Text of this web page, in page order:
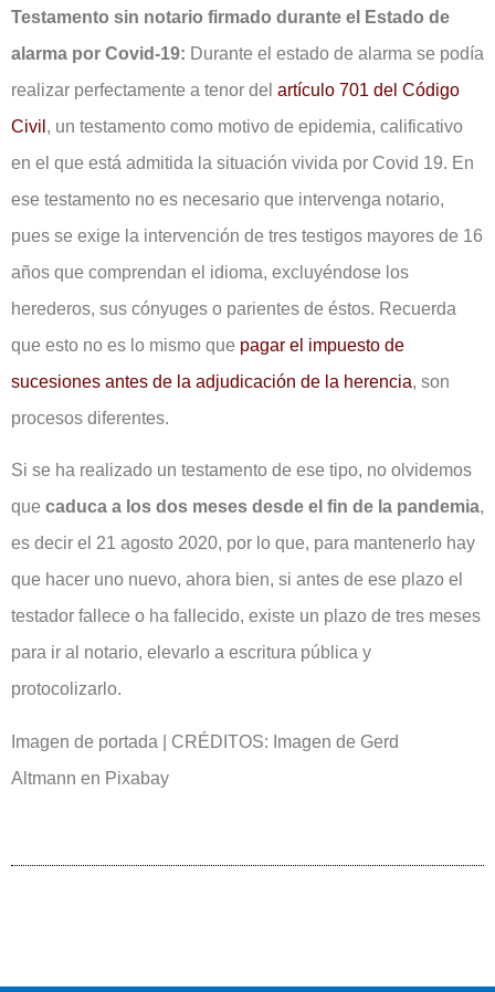
Testamento sin notario firmado durante el Estado de
alarma por Covid-19: Durante el estado de alarma se podía
realizar perfectamente a tenor del artículo 701 del Código
Civil , un testamento como motivo de epidemia, calificativo
en el que está admitida la situación vivida por Covid 19. En
ese testamento no es necesario que intervenga notario,
pues se exige la intervención de tres testigos mayores de 16
años que comprendan el idioma, excluyéndose los
herederos, sus cónyuges o parientes de éstos. Recuerda
que esto no es lo mismo que pagar el impuesto de
sucesiones antes de la adjudicación de la herencia, son
procesos diferentes.
Si se ha realizado un testamento de ese tipo, no olvidemos
que caduca a los dos meses desde el fin de la pandemia,
es decir el 21 agosto 2020, por lo que, para mantenerlo hay
que hacer uno nuevo, ahora bien, si antes de ese plazo el
testador fallece o ha fallecido, existe un plazo de tres meses
para ir al notario, elevarlo a escritura pública y
protocolizarlo.
Imagen de portada | CRÉDITOS: Imagen de Gerd
Altmann en Pixabay